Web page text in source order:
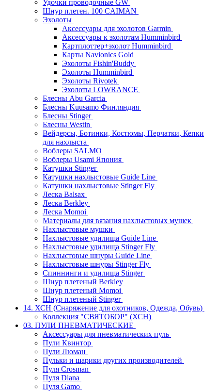
Удочки проводочные GW
Шнур плетен. 100 CAIMAN
Эхолоты
Аксессуары для эхолотов Garmin
Аксессуары к эхолотам Humminbird
Картплоттер+эхолот Humminbird
Карты Navionics Gold
Эхолоты Fishin'Buddy
Эхолоты Humminbird
Эхолоты Rivotek
Эхолоты LOWRANCE
Блесны Abu Garcia
Блесны Kuusamo Финляндия
Блесны Stinger
Блесны Westin
Вейдерсы, Ботинки, Костюмы, Перчатки, Кепки
для нахлыста
Воблеры SALMO
Воблеры Usami Япония
Катушки Stinger
Катушки нахлыстовые Guide Line
Катушки нахлыстовые Stinger Fly
Леска Balsax
Леска Berkley
Леска Momoi
Материалы для вязания нахлыстовых мушек
Нахлыстовые мушки
Нахлыстовые удилища Guide Line
Нахлыстовые удилища Stinger Fly
Нахлыстовые шнуры Guide Line
Нахлыстовые шнуры Stinger Fly
Спиннинги и удилища Stinger
Шнур плетеный Berkley
Шнур плетеный Momoi
Шнур плетеный Stinger
14. ХСН (Снаряжение для охотников, Одежда, Обувь)
Коллекция "СВЯТОБОР" (ХСН)
03. ПУЛИ ПНЕВМАТИЧЕСКИЕ
Аксессуары для пневматических пуль
Пули Квинтор
Пули Люман
Пульки и шарики других производителей
Пуля Crosman
Пуля Diana
Пуля Gamo